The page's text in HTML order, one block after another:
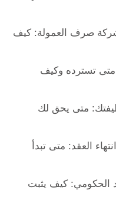
صرف العمولة: كيف
تسترده وكيف
متى يحق لك
العقد: متى تبدأ
الحكومي: كيف يثبت